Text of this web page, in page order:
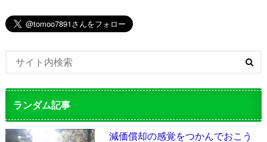
ランダム記事
減価償却の感覚をつかんでおこう